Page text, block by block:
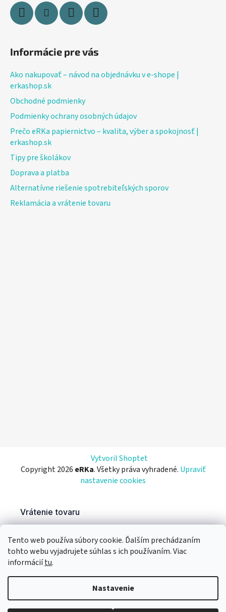
Tento web používa súbory cookie. Ďalším prechádzaním
tohto webu vyjadrujete súhlas s ich používaním. Viac
informáciítu.
Nastavenie
Informácie pre vás
Ako nakupovať – návod na objednávku v e-shope |
erkashop.sk
Obchodné podmienky
Podmienky ochrany osobných údajov
Prečo eRKa papiernictvo – kvalita, výber a spokojnosť |
erkashop.sk
Tipy pre školákov
Doprava a platba
Alternatívne riešenie spotrebiteľských sporov
Reklamácia a vrátenie tovaru
Vytvoril Shoptet
Copyright 2026 eRKa. Všetky práva vyhradené. Upraviť
nastavenie cookies